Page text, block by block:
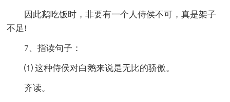
因此鹅吃饭时，非要有一个人侍侯不可，真是架子
不足!
7、指读句子：
⑴ 这种侍侯对白鹅来说是无比的骄傲。
齐读。